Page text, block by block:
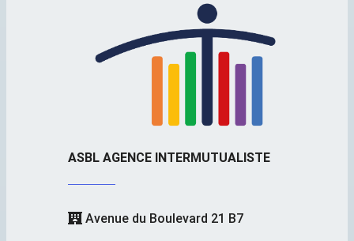
ASBL AGENCE INTERMUTUALISTE
Avenue du Boulevard 21 B7